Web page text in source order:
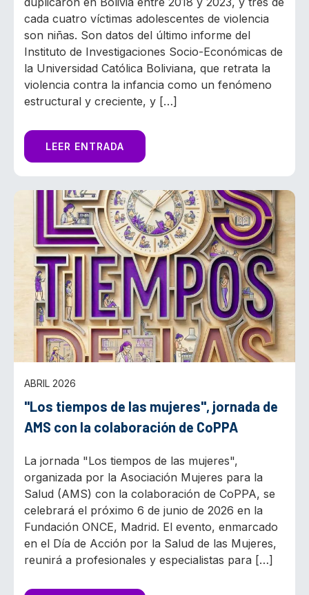
cada cuatro víctimas adolescentes de violencia
son niñas. Son datos del último informe del
Instituto de Investigaciones Socio-Económicas de
la Universidad Católica Boliviana, que retrata la
violencia contra la infancia como un fenómeno
estructural y creciente, y […]
LEER ENTRADA
ABRIL 2026
"Los tiempos de las mujeres", jornada de
AMS con la colaboración de CoPPA
La jornada "Los tiempos de las mujeres",
organizada por la Asociación Mujeres para la
Salud (AMS) con la colaboración de CoPPA, se
celebrará el próximo 6 de junio de 2026 en la
Fundación ONCE, Madrid. El evento, enmarcado
en el Día de Acción por la Salud de las Mujeres,
reunirá a profesionales y especialistas para […]